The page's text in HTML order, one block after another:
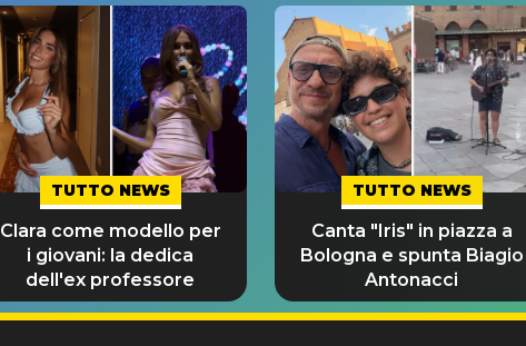
TUTTO NEWS
Clara come modello per
i giovani: la dedica
dell'ex professore
TUTTO NEWS
Canta "Iris" in piazza a
Bologna e spunta Biagio
Antonacci